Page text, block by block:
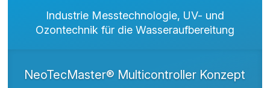
Industrie Messtechnologie, UV- und
Ozontechnik für die Wasseraufbereitung
NeoTecMaster® Multicontroller Konzept